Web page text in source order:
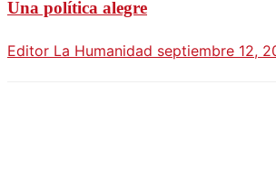
Una política alegre
Editor La Humanidad septiembre 12,